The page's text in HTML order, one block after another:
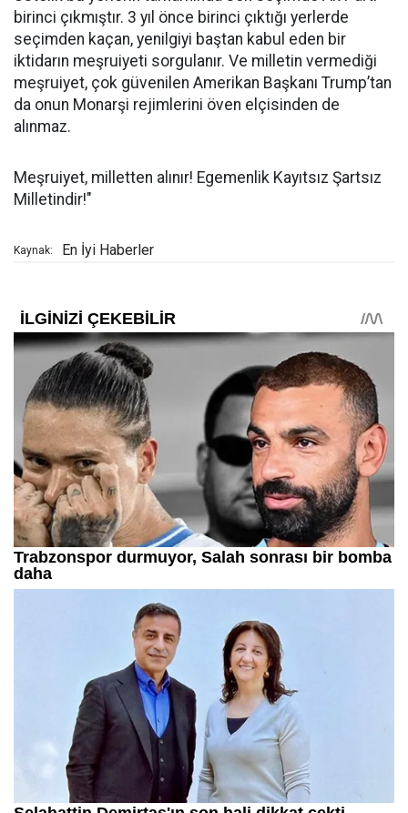
birinci çıkmıştır. 3 yıl önce birinci çıktığı yerlerde
seçimden kaçan, yenilgiyi baştan kabul eden bir
iktidarın meşruiyeti sorgulanır. Ve milletin vermediği
meşruiyet, çok güvenilen Amerikan Başkanı Trump’tan
da onun Monarşi rejimlerini öven elçisinden de
alınmaz.
Meşruiyet, milletten alınır! Egemenlik Kayıtsız Şartsız
Milletindir!"
Kaynak: En İyi Haberler